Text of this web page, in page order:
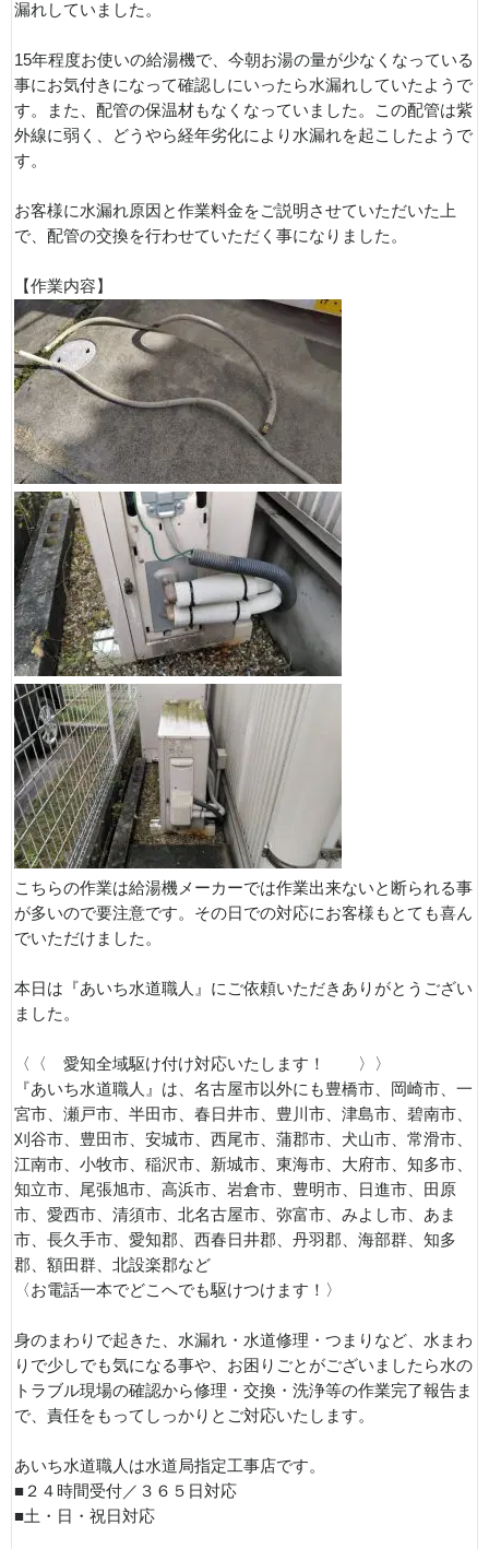
漏れしていました。
15年程度お使いの給湯機で、今朝お湯の量が少なくなっている
事にお気付きになって確認しにいったら水漏れしていたようで
す。また、配管の保温材もなくなっていました。この配管は紫
外線に弱く、どうやら経年劣化により水漏れを起こしたようで
す。
お客様に水漏れ原因と作業料金をご説明させていただいた上
で、配管の交換を行わせていただく事になりました。
【作業内容】
こちらの作業は給湯機メーカーでは作業出来ないと断られる事
が多いので要注意です。その日での対応にお客様もとても喜ん
でいただけました。
本日は『あいち水道職人』にご依頼いただきありがとうござい
ました。
〈〈 愛知全域駆け付け対応いたします！ 〉〉
『あいち水道職人』は、名古屋市以外にも豊橋市、岡崎市、一
宮市、瀬戸市、半田市、春日井市、豊川市、津島市、碧南市、
刈谷市、豊田市、安城市、西尾市、蒲郡市、犬山市、常滑市、
江南市、小牧市、稲沢市、新城市、東海市、大府市、知多市、
知立市、尾張旭市、高浜市、岩倉市、豊明市、日進市、田原
市、愛西市、清須市、北名古屋市、弥富市、みよし市、あま
市、長久手市、愛知郡、西春日井郡、丹羽郡、海部群、知多
郡、額田群、北設楽郡など
〈お電話一本でどこへでも駆けつけます！〉
身のまわりで起きた、水漏れ・水道修理・つまりなど、水まわ
りで少しでも気になる事や、お困りごとがございましたら水の
トラブル現場の確認から修理・交換・洗浄等の作業完了報告ま
で、責任をもってしっかりとご対応いたします。
あいち水道職人は水道局指定工事店です。
■２４時間受付／３６５日対応
■土・日・祝日対応